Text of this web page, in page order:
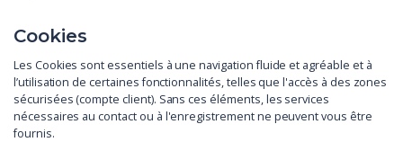
Cookies
Les Cookies sont essentiels à une navigation fluide et agréable et à
l’utilisation de certaines fonctionnalités, telles que l'accès à des zones
sécurisées (compte client). Sans ces éléments, les services
nécessaires au contact ou à l'enregistrement ne peuvent vous être
fournis.